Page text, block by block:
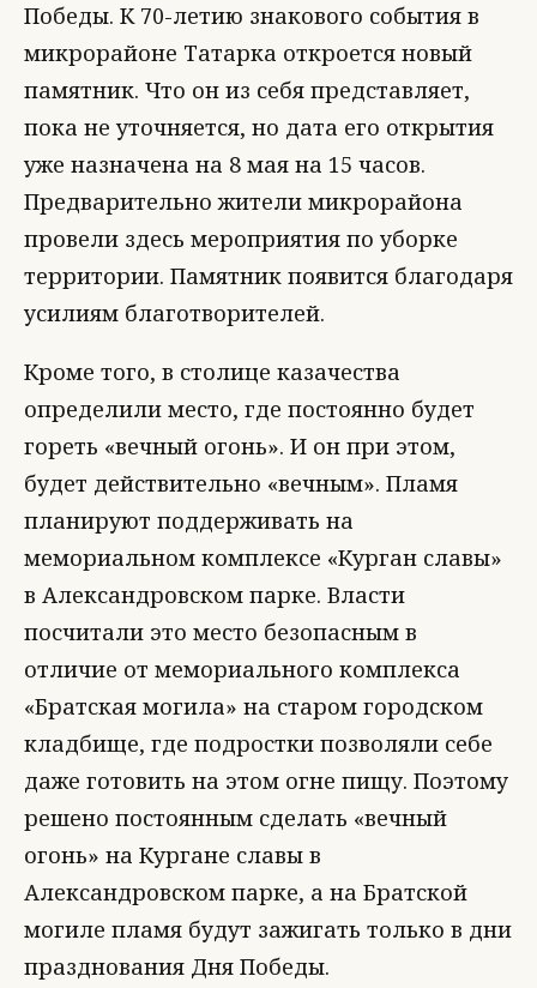
Победы. К 70-летию знакового события в
микрорайоне Татарка откроется новый
памятник. Что он из себя представляет,
пока не уточняется, но дата его открытия
уже назначена на 8 мая на 15 часов.
Предварительно жители микрорайона
провели здесь мероприятия по уборке
территории. Памятник появится благодаря
усилиям благотворителей.
Кроме того, в столице казачества
определили место, где постоянно будет
гореть «вечный огонь». И он при этом,
будет действительно «вечным». Пламя
планируют поддерживать на
мемориальном комплексе «Курган славы»
в Александровском парке. Власти
посчитали это место безопасным в
отличие от мемориального комплекса
«Братская могила» на старом городском
кладбище, где подростки позволяли себе
даже готовить на этом огне пищу. Поэтому
решено постоянным сделать «вечный
огонь» на Кургане славы в
Александровском парке, а на Братской
могиле пламя будут зажигать только в дни
празднования Дня Победы.